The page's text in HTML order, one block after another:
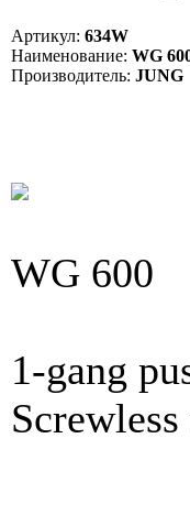
Артикул: 634W
Наименование: WG
Производитель: JUNG
WG 600
1-gang